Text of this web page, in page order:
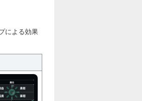
による効果